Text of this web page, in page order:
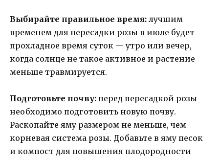
Выбирайте правильное время: лучшим
временем для пересадки розы в июле будет
прохладное время суток — утро или вечер,
когда солнце не такое активное и растение
меньше травмируется.
Подготовьте почву: перед пересадкой розы
необходимо подготовить новую почву.
Раскопайте яму размером не меньше, чем
корневая система розы. Добавьте в яму песок
и компост для повышения плодородности